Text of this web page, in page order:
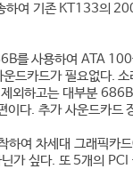
하여 기존 KT133의
를 사용하여 ATA 100
드카드가 필요없다. 소
외하고는 대부분
다. 추가 사운드카드
여 차세대 그래픽카
가 싶다. 또 5개의